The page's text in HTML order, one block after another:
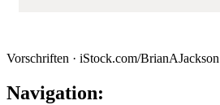
Vorschriften · iStock.com/BrianAJackson
Navigation: